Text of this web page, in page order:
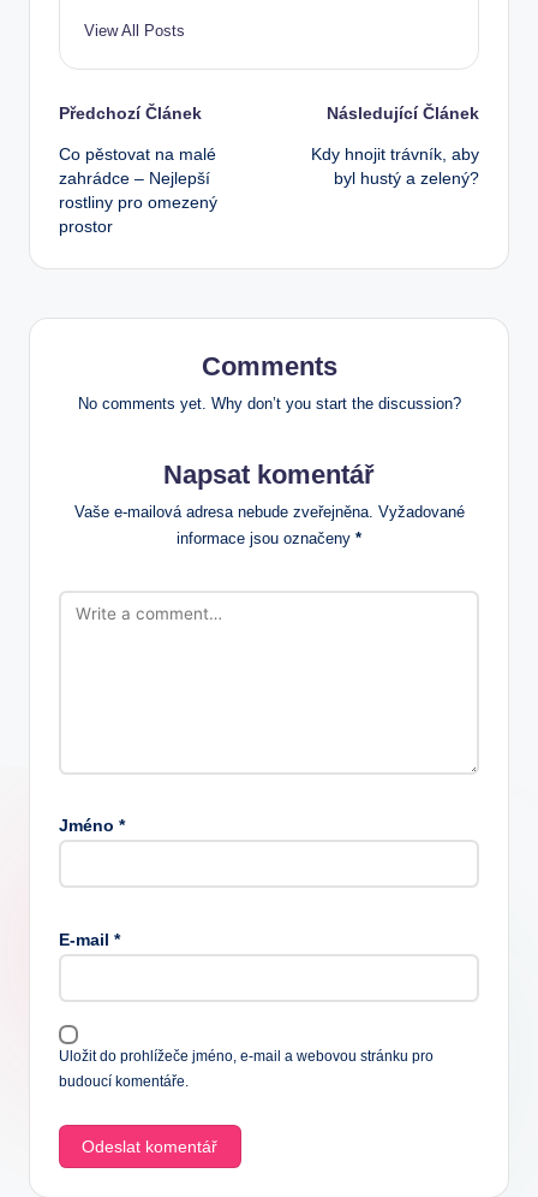
View All Posts
Post
navigation
Předchozí Článek
Co pěstovat na malé
zahrádce – Nejlepší
rostliny pro omezený
prostor
Následující Článek
Kdy hnojit trávník, aby
byl hustý a zelený?
Comments
No comments yet. Why don’t you start the discussion?
Napsat komentář
Vaše e-mailová adresa nebude zveřejněna. Vyžadované
informace jsou označeny *
Jméno *
E-mail *
Uložit do prohlížeče jméno, e-mail a webovou stránku pro
budoucí komentáře.